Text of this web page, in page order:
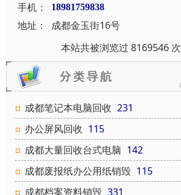
手机：
18981759838
地址：
成都金玉街16号
本站共被浏览过 8169546 次
成都笔记本电脑回收 231
办公屏风回收 115
成都大量回收台式电脑 142
成都废报纸办公用纸销毁 115
成都档案资料销毁 331